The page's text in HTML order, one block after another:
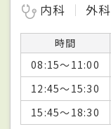
内科
外科
時間
08:15～11:00
12:45～15:30
15:45～18:30